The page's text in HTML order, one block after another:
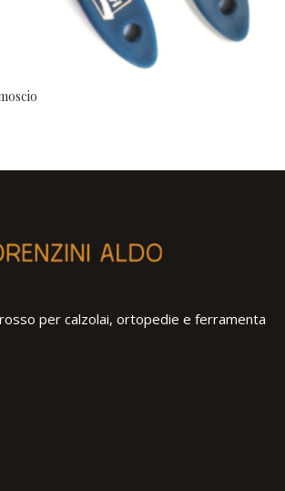
per calzolai, ortopedie e ferramenta